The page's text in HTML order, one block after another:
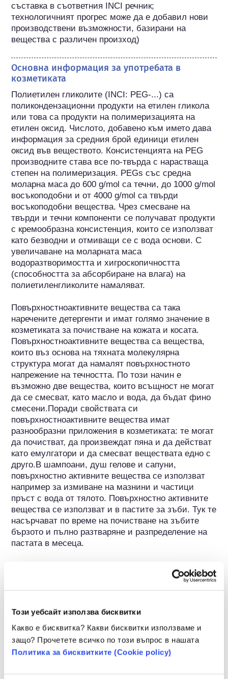
Този уебсайт използва бисквитки
Какво е бисквитка? Какви бисквитки използваме и
защо? Прочетете всичко по този въпрос в нашата
Политика за бисквитките (Сookie policy)
съставка в съответния INCI речник;
технологичният прогрес може да е добавил нови
производствени възможности, базирани на
вещества с различен произход)
Основна информация за употребата в
козметиката
Полиетилен гликолите (INCI: PEG-...) са
поликондензационни продукти на етилен гликола
или това са продукти на полимеризацията на
етилен оксид. Числото, добавено към името дава
информация за средния брой единици етилен
оксид във веществото. Консистенцията на PEG
производните става все по-твърда с нарастваща
степен на полимеризация. PEGs със средна
моларна маса до 600 g/mol са течни, до 1000 g/mol
восъкоподобни и от 4000 g/mol са твърди
восъкоподобни вещества. Чрез смесване на
твърди и течни компоненти се получават продукти
с кремообразна консистенция, които се използват
като безводни и отмиващи се с вода основи. С
увеличаване на моларната маса
водоразтворимостта и хигроскопичността
(способността за абсорбиране на влага) на
полиетиленгликолите намаляват.
Повърхностноактивните вещества са така
наречените детергенти и имат голямо значение в
козметиката за почистване на кожата и косата.
Повърхностноактивните вещества са вещества,
които въз основа на тяхната молекулярна
структура могат да намалят повърхностното
напрежение на течността. По този начин е
възможно две вещества, които всъщност не могат
да се смесват, като масло и вода, да бъдат фино
смесени.Поради свойствата си
повърхностноактивните вещества имат
разнообразни приложения в козметиката: те могат
да почистват, да произвеждат пяна и да действат
като емулгатори и да смесват веществата едно с
друго.В шампоани, душ гелове и сапуни,
повърхностно активните вещества се използват
например за измиване на мазнини и частици
пръст с вода от тялото. Повърхностно активните
вещества се използват и в пастите за зъби. Тук те
насърчават по време на почистване на зъбите
бързото и пълно разтваряне и разпределение на
пастата в месеца.
козметичните продукти, се произвеждат предимно
използват в комбинация, за да отговорят еднакво
почвата и образуване на пяна в комбинация с
добра поносимост от кожата – по най-добрия
възможен начин. Чрез умела комбинация от